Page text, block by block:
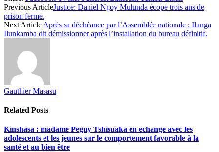
Previous ArticleJustice: Daniel Ngoy Mulunda écope trois ans de
prison ferme.
Next Article Après sa déchéance par l’Assemblée nationale : Ilunga
Ilunkamba dit démissionner après l’installation du bureau définitif.
Gauthier Masasu
Related Posts
Kinshasa : madame Péguy Tshisuaka en échange avec les
adolescents et les jeunes sur le comportement favorable à la
santé et au bien être